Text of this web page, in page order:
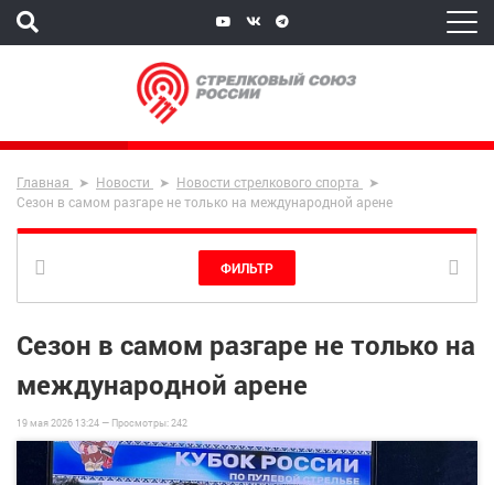
Главная Новости
Новости стрелкового спорта
Сезон в самом разгаре не только на международной арене
ФИЛЬТР
Сезон в самом разгаре не только на
международной арене
19 мая 2026 13:24 — Просмотры:242